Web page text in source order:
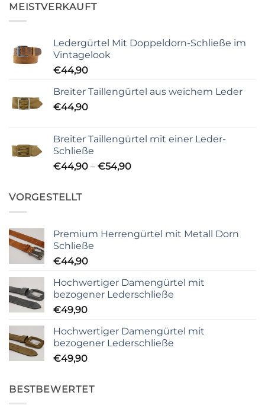
MEISTVERKAUFT
Ledergürtel Mit Doppeldorn-Schließe im
Vintagelook
€44,90
Breiter Taillengürtel aus weichem Leder
€44,90
Breiter Taillengürtel mit einer Leder-
Schließe
€44,90 – €54,90Preisspanne:
VORGESTELLT
Premium Herrengürtel mit Metall Dorn
Schließe
€44,90
Hochwertiger Damengürtel mit
bezogener Lederschließe
€49,90
Hochwertiger Damengürtel mit
bezogener Lederschließe
€49,90
BESTBEWERTET